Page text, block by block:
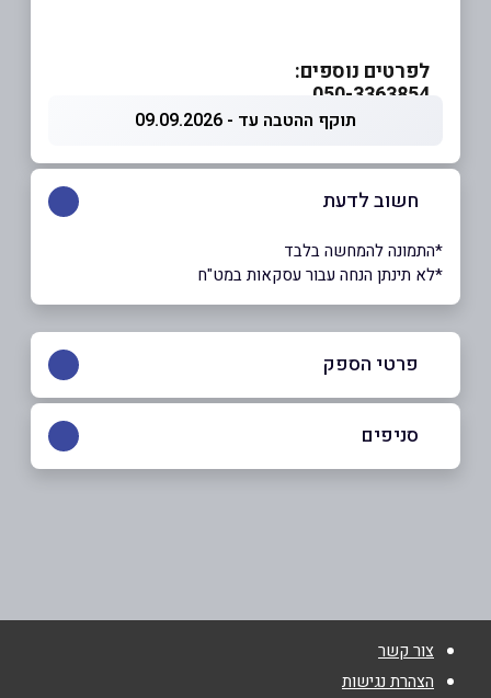
לפרטים נוספים:
תוקף ההטבה עד - 09.09.2026
חשוב לדעת
*התמונה להמחשה בלבד
*לא תינתן הנחה עבור עסקאות במט"ח
פרטי הספק
סניפים
צור קשר
הצהרת נגישות